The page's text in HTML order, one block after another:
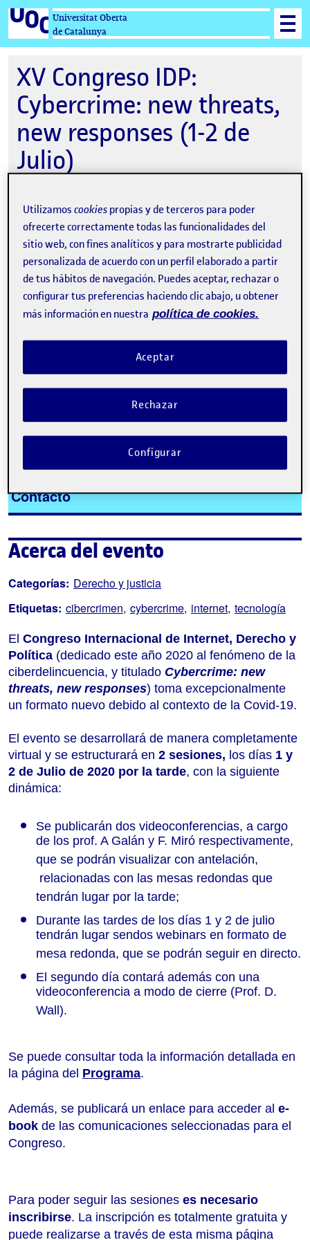
Universitat Oberta
de Catalunya
XV Congreso IDP:
Cybercrime: new threats,
new responses (1-2 de
Julio)
01-07-2020 17:00
Online
Organizado porEstudios de Derecho y
Ciencia Política UOC
Tweet
La inscripción ha finalizado.
Contacto
Acerca del evento
Categorías: Derecho y justicia
Etiquetas: cibercrimen cybercrime internet tecnología
El Congreso Internacional de Internet, Derecho y
Política (dedicado este año 2020 al fenómeno de la
ciberdelincuencia, y titulado Cybercrime: new
threats, new responses) toma excepcionalmente
un formato nuevo debido al contexto de la Covid-19.
El evento se desarrollará de manera completamente
virtual y se estructurará en 2 sesiones, los días 1 y
2 de Julio de 2020 por la tarde, con la siguiente
dinámica:
Se publicarán dos videoconferencias, a cargo
de los prof. A Galán y F. Miró respectivamente,
que se podrán visualizar con antelación,
relacionadas con las mesas redondas que
tendrán lugar por la tarde;
Durante las tardes de los días 1 y 2 de julio
tendrán lugar sendos webinars en formato de
mesa redonda, que se podrán seguir en directo.
El segundo día contará además con una
videoconferencia a modo de cierre (Prof. D.
Wall).
Se puede consultar toda la información detallada en
la página del Programa.
Además, se publicará un enlace para acceder al e-
book de las comunicaciones seleccionadas para el
Congreso.
Para poder seguir las sesiones es necesario
inscribirse. La inscripción es totalmente gratuita y
puede realizarse a través de esta misma página
Utilizamoscookies propias y de terceros para poder
ofrecerte correctamente todas las funcionalidades del
sitio web, con fines analíticos y para mostrarte publicidad
personalizada de acuerdo con un perfil elaborado a partir
de tus hábitos de navegación. Puedes aceptar, rechazar o
configurar tus preferencias haciendo clic abajo, u obtener
más información en nuestra política de cookies.
Rechazar
Aceptar
Configurar